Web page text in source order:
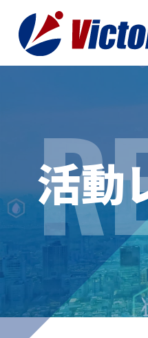
事業紹介
総合解体 / 解
産業廃棄物収
企業概要
私たちについ
活動